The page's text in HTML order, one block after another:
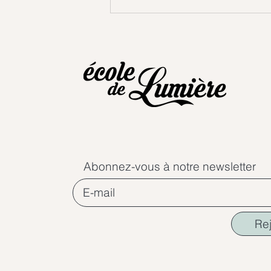
Abonnez-vous à notre newsletter